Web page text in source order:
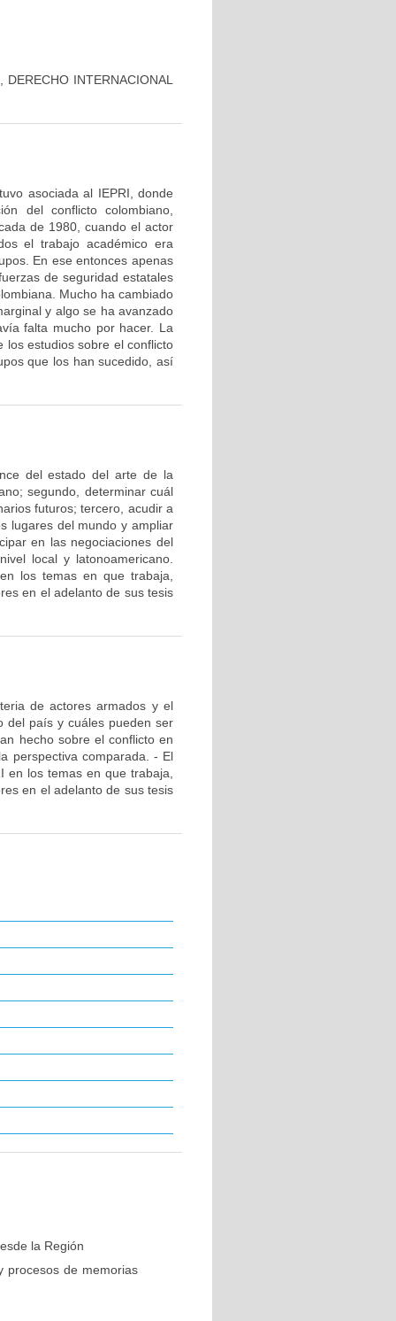
INTERNACIONAL
asociada al IEPRI, donde
del conflicto colombiano,
de 1980, cuando el actor
el trabajo académico era
En ese entonces apenas
de seguridad estatales
Mucho ha cambiado
y algo se ha avanzado
falta mucho por hacer. La
los estudios sobre el conflicto
que los han sucedido, así
del estado del arte de la
segundo, determinar cuál
futuros; tercero, acudir a
lugares del mundo y ampliar
en las negociaciones del
local y latonoamericano.
los temas en que trabaja,
en el adelanto de sus tesis
de actores armados y el
del país y cuáles pueden ser
hecho sobre el conflicto en
perspectiva comparada. - El
en los temas en que trabaja,
en el adelanto de sus tesis
la Región
procesos de memorias